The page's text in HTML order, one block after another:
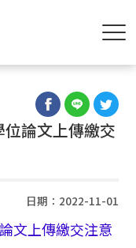
論文上傳繳交
日期：2022-11-01
文上傳繳交注意